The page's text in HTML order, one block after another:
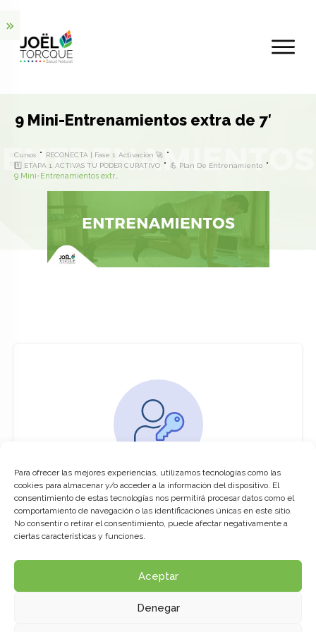
Para ofrecer las mejores experiencias, utilizamos tecnologías como las
cookies para almacenar y/o acceder a la información del dispositivo. El
consentimiento de estas tecnologías nos permitirá procesar datos como el
comportamiento de navegación o las identificaciones únicas en este sitio.
No consentir o retirar el consentimiento, puede afectar negativamente a
ciertas características y funciones.
Aceptar
Denegar
9 Mini-Entrenamientos extra de 7′
Cursos
RECONECTA | Fase 1: Activación 🚀
1️⃣ ETAPA 1. ACTIVAS TU PODER CURATIVO
💪 Plan De Entrenamiento
9 Mini-Entrenamientos extra de 7′
You must be logged in to access this
course
This course is only available for registered
Click here to login